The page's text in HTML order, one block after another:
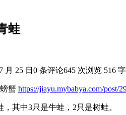
蛙
月 25 日 0 条评论645 次浏览 516 字
蟹 https://jiayu.mybabya.com/post/
其中3只是牛蛙，2只是树蛙。